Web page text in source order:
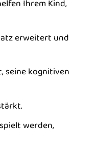
Ihrem Kind,
erweitert und
seine kognitiven
werden,